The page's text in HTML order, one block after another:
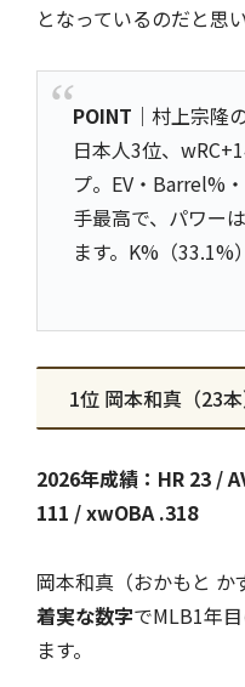
となっているのだと思い
POINT ｜村上宗隆
日本人3位、
プ。EV・Barrel%
手最高で、パワー
ます。K%（
1位 岡本和真（23
2026年成績：HR 23 /
111 / xwOBA .318
岡本和真（おかもと
着実な数字でMLB1年
ます。